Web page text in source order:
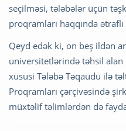
seçilməsi, tələbələr üçün
proqramları haqqında
Qeyd edək ki, on beş ildən
universitetlərində təhsil alan
xüsusi Tələbə Təqaüdü ilə
Proqramları çərçivəsində
müxtəlif təlimlərdən də